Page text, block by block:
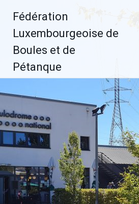
contenu
Fédération
Luxembourgeoise de
Boules et de
Pétanque